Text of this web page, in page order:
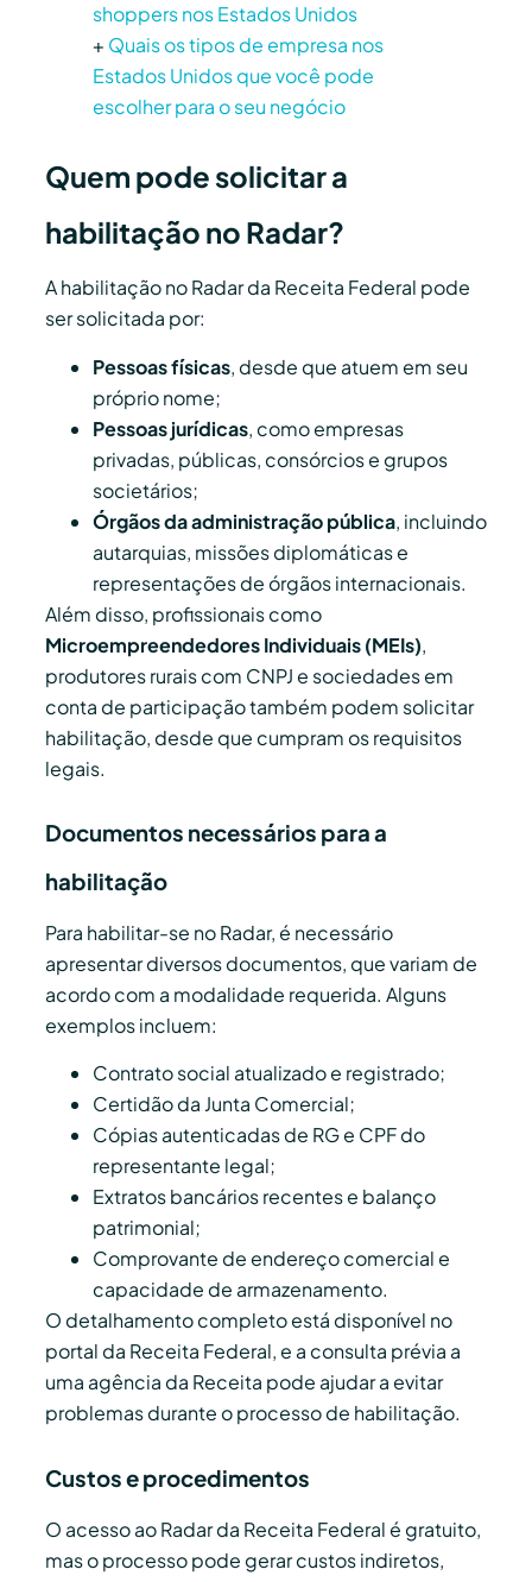
shoppers nos Estados Unidos
+ Quais os tipos de empresa nos
Estados Unidos que você pode
escolher para o seu negócio
Quem pode solicitar a
habilitação no Radar?
A habilitação no Radar da Receita Federal pode
ser solicitada por:
Pessoas físicas, desde que atuem em seu
próprio nome;
Pessoas jurídicas, como empresas
privadas, públicas, consórcios e grupos
societários;
Órgãos da administração pública, incluindo
autarquias, missões diplomáticas e
representações de órgãos internacionais.
Além disso, profissionais como
Microempreendedores Individuais (MEIs),
produtores rurais com CNPJ e sociedades em
conta de participação também podem solicitar
habilitação, desde que cumpram os requisitos
legais.
Documentos necessários para a
habilitação
Para habilitar-se no Radar, é necessário
apresentar diversos documentos, que variam de
acordo com a modalidade requerida. Alguns
exemplos incluem:
Contrato social atualizado e registrado;
Certidão da Junta Comercial;
Cópias autenticadas de RG e CPF do
representante legal;
Extratos bancários recentes e balanço
patrimonial;
Comprovante de endereço comercial e
capacidade de armazenamento.
O detalhamento completo está disponível no
portal da Receita Federal, e a consulta prévia a
uma agência da Receita pode ajudar a evitar
problemas durante o processo de habilitação.
Custos e procedimentos
O acesso ao Radar da Receita Federal é gratuito,
mas o processo pode gerar custos indiretos,